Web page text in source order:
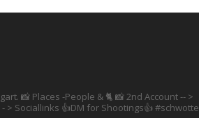
📸 Places -People & 🐈 📸 2nd Account-- >
- > Sociallinks 👍DM for Shootings👍 #schwotte